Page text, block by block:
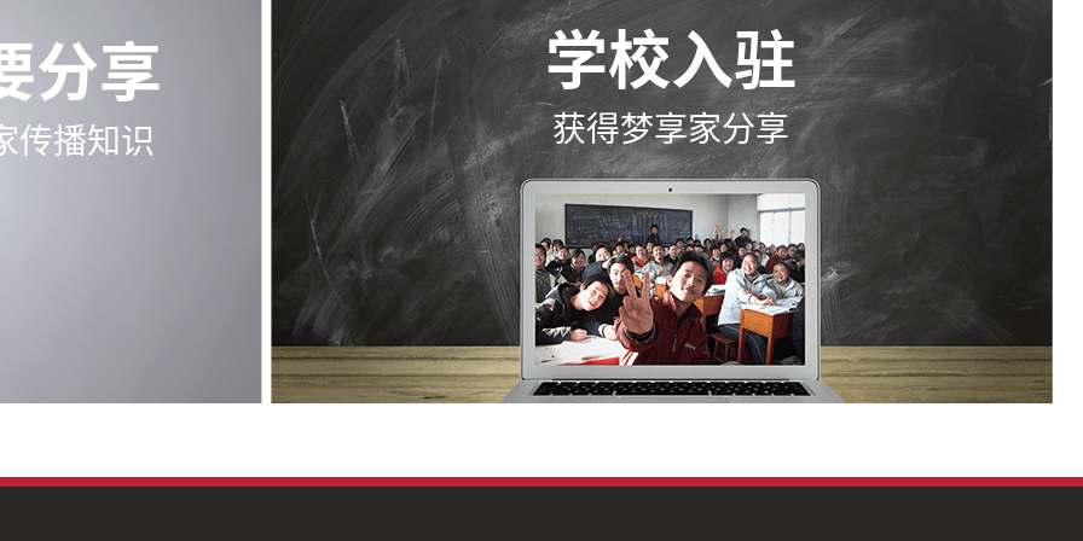
分享
传播知识
学校入驻
获得梦享家分享